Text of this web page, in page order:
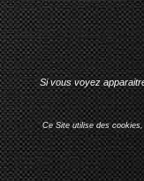
Si vous voyez
Ce Site utilise des